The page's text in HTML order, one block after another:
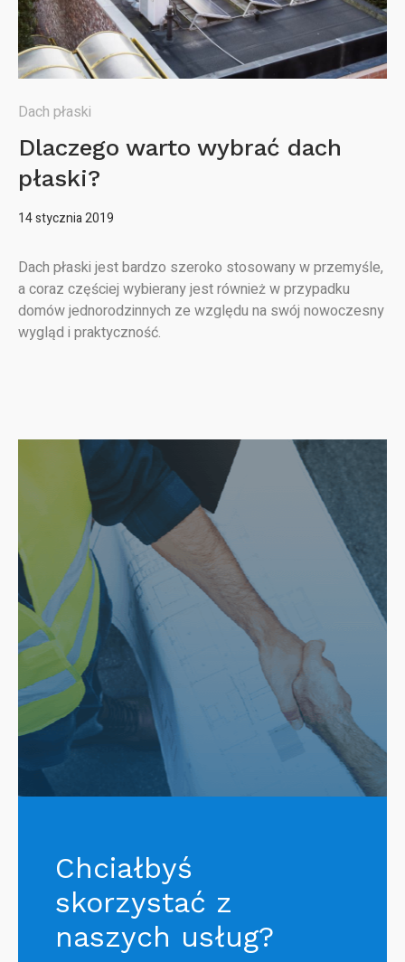
Dach płaski
Dlaczego warto wybrać dach
płaski?
14 stycznia 2019
Dach płaski jest bardzo szeroko stosowany w przemyśle,
a coraz częściej wybierany jest również w przypadku
domów jednorodzinnych ze względu na swój nowoczesny
wygląd i praktyczność.
Chciałbyś
skorzystać z
naszych usług?